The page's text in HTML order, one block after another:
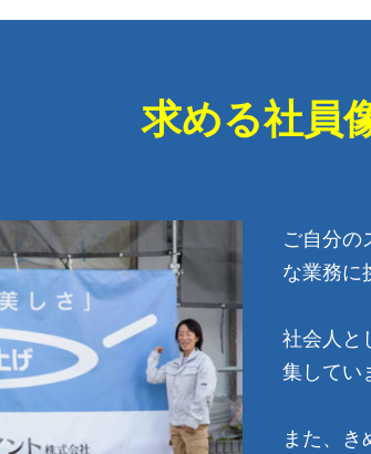
求める社員
ご自分の
な業務に
社会人と
集してい
また、